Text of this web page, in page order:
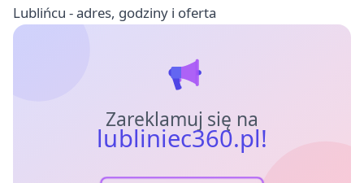
Lublińcu - adres, godziny i oferta
Zareklamuj się na
lubliniec360.pl!